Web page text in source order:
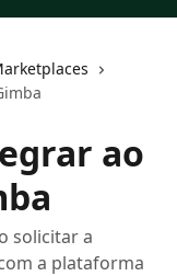
ao
solicitar a
a plataforma